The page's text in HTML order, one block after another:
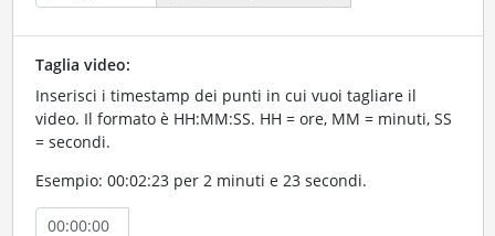
Taglia video:
Inserisci i timestamp dei punti in cui vuoi tagliare il
video. Il formato è HH:MM:SS. HH = ore, MM = minuti, SS
= secondi.
Esempio: 00:02:23 per 2 minuti e 23 secondi.